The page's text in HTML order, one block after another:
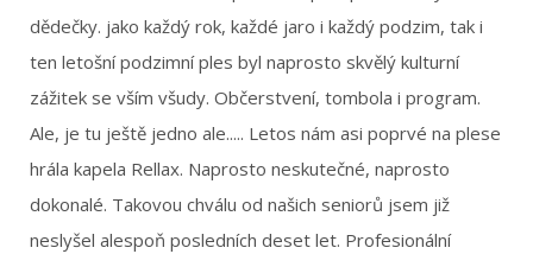
dědečky. jako každý rok, každé jaro i každý podzim, tak i
ten letošní podzimní ples byl naprosto skvělý kulturní
zážitek se vším všudy. Občerstvení, tombola i program.
Ale, je tu ještě jedno ale..... Letos nám asi poprvé na plese
hrála kapela Rellax. Naprosto neskutečné, naprosto
dokonalé. Takovou chválu od našich seniorů jsem již
neslyšel alespoň posledních deset let. Profesionální